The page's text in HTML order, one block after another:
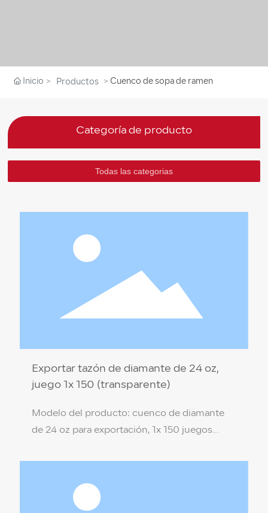
Inicio Productos Cuenco de sopa de ramen
Categoría de producto
Todas las categorias
Exportar tazón de diamante de 24 oz,
juego 1x 150 (transparente)
Modelo del producto: cuenco de diamante
de 24 oz para exportación, 1x 150 juegos
17,5 x 7 x 9,4 cm Material del producto: PP de
el medio ambiente) Color de la caja: